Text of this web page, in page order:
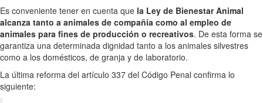
Es conveniente tener en cuenta que la Ley de Bienestar Animal
alcanza tanto a animales de compañía como al empleo de
animales para fines de producción o recreativos. De esta forma se
garantiza una determinada dignidad tanto a los animales silvestres
como a los domésticos, de granja y de laboratorio.
La última reforma del artículo 337 del Código Penal confirma lo
siguiente: